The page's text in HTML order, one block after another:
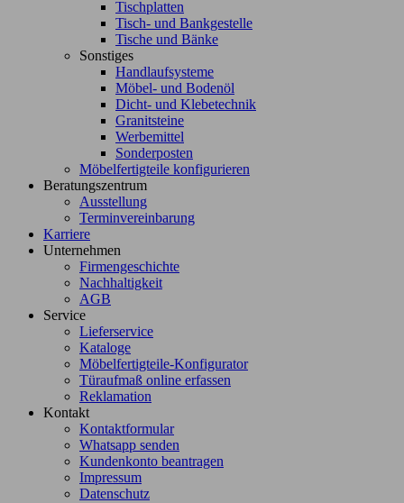
Tischplatten
Tisch- und Bankgestelle
Tische und Bänke
Sonstiges
Handlaufsysteme
Möbel- und Bodenöl
Dicht- und Klebetechnik
Granitsteine
Werbemittel
Sonderposten
Möbelfertigteile konfigurieren
Beratungszentrum
Ausstellung
Terminvereinbarung
Karriere
Unternehmen
Firmengeschichte
Nachhaltigkeit
AGB
Service
Lieferservice
Kataloge
Möbelfertigteile-Konfigurator
Türaufmaß online erfassen
Reklamation
Kontakt
Kontaktformular
Whatsapp senden
Kundenkonto beantragen
Impressum
Datenschutz